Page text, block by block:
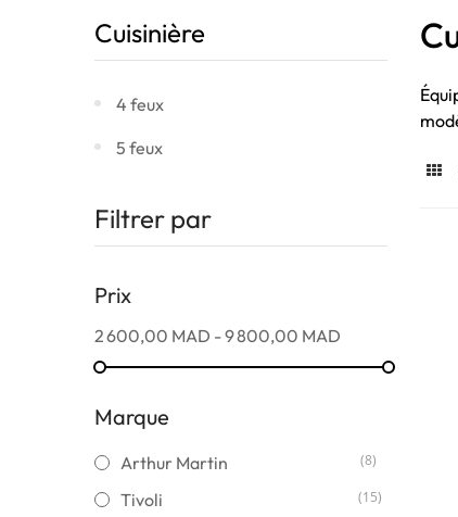
Cuisinière
4 feux
5 feux
Filtrer par
Prix
2 600,00 MAD - 9 800,00 MAD
Marque
Arthur Martin (8)
Tivoli (15)